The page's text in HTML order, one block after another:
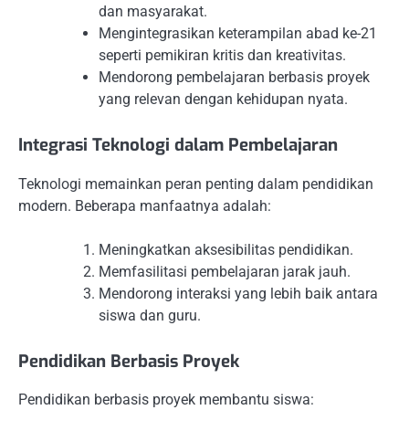
dan masyarakat.
Mengintegrasikan keterampilan abad ke-21
seperti pemikiran kritis dan kreativitas.
Mendorong pembelajaran berbasis proyek
yang relevan dengan kehidupan nyata.
Integrasi Teknologi dalam Pembelajaran
Teknologi memainkan peran penting dalam pendidikan
modern. Beberapa manfaatnya adalah:
Meningkatkan aksesibilitas pendidikan.
Memfasilitasi pembelajaran jarak jauh.
Mendorong interaksi yang lebih baik antara
siswa dan guru.
Pendidikan Berbasis Proyek
Pendidikan berbasis proyek membantu siswa: